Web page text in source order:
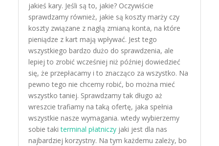
jakieś kary. Jeśli są to, jakie? Oczywiście
sprawdzamy również, jakie są koszty marży czy
koszty związane z nagłą zmianą konta, na które
pieniądze z kart mają wpływać. Jest tego
wszystkiego bardzo dużo do sprawdzenia, ale
lepiej to zrobić wcześniej niż później dowiedzieć
się, że przepłacamy i to znacząco za wszystko. Na
pewno tego nie chcemy robić, bo można mieć
wszystko taniej. Sprawdzamy tak długo aż
wreszcie trafiamy na taką ofertę, jaka spełnia
wszystkie nasze wymagania. wtedy wybierzemy
sobie takiterminal płatniczy jaki jest dla nas
najbardziej korzystny. Na tym każdemu zależy, bo